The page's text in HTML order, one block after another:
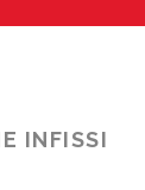
INFISSI